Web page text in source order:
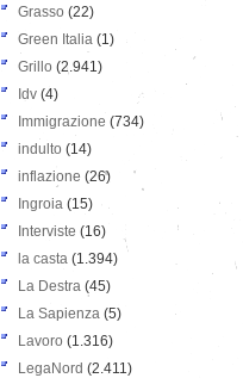
Grasso (22)
Green Italia (1)
Grillo (2.941)
Idv (4)
Immigrazione (734)
indulto (14)
inflazione (26)
Ingroia (15)
Interviste (16)
la casta (1.394)
La Destra (45)
La Sapienza (5)
Lavoro (1.316)
LegaNord (2.411)